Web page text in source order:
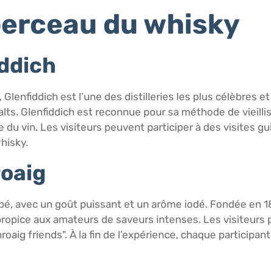
du whisky
est l’une des distilleries les plus célèbres
Glenfiddich est reconnue pour sa méthode de
du vin. Les visiteurs peuvent participer à des visites
avec un goût puissant et un arôme iodé. Fondée en
aux amateurs de saveurs intenses. Les
friends". À la fin de l’expérience, chaque